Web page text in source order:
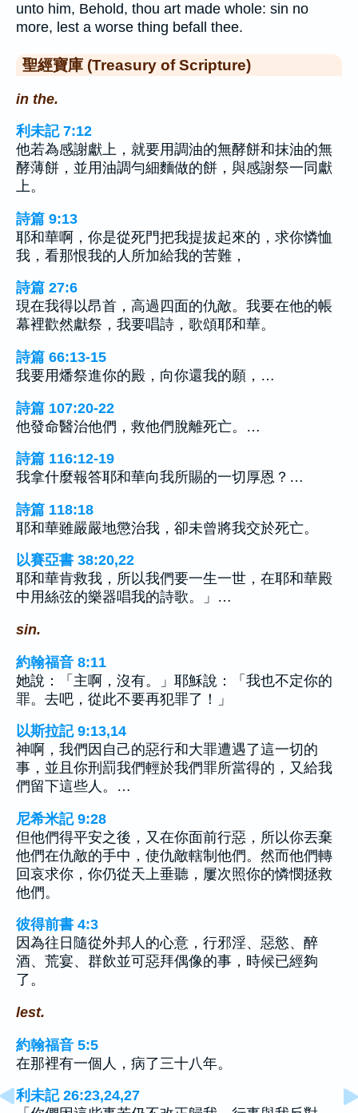
unto him, Behold, thou art made whole: sin no
more, lest a worse thing befall thee.
聖經寶庫 (Treasury of Scripture)
in the.
利未記 7:12
他若為感謝獻上，就要用調油的無酵餅和抹油的無
酵薄餅，並用油調勻細麵做的餅，與感謝祭一同獻
上。
詩篇 9:13
耶和華啊，你是從死門把我提拔起來的，求你憐恤
我，看那恨我的人所加給我的苦難，
詩篇 27:6
現在我得以昂首，高過四面的仇敵。我要在他的帳
幕裡歡然獻祭，我要唱詩，歌頌耶和華。
詩篇 66:13-15
我要用燔祭進你的殿，向你還我的願，…
詩篇 107:20-22
他發命醫治他們，救他們脫離死亡。…
詩篇 116:12-19
我拿什麼報答耶和華向我所賜的一切厚恩？…
詩篇 118:18
耶和華雖嚴嚴地懲治我，卻未曾將我交於死亡。
以賽亞書 38:20,22
耶和華肯救我，所以我們要一生一世，在耶和華殿
中用絲弦的樂器唱我的詩歌。」…
sin.
約翰福音 8:11
她說：「主啊，沒有。」耶穌說：「我也不定你的
罪。去吧，從此不要再犯罪了！」
以斯拉記 9:13,14
神啊，我們因自己的惡行和大罪遭遇了這一切的
事，並且你刑罰我們輕於我們罪所當得的，又給我
們留下這些人。…
尼希米記 9:28
但他們得平安之後，又在你面前行惡，所以你丟棄
他們在仇敵的手中，使仇敵轄制他們。然而他們轉
回哀求你，你仍從天上垂聽，屢次照你的憐憫拯救
他們。
彼得前書 4:3
因為往日隨從外邦人的心意，行邪淫、惡慾、醉
酒、荒宴、群飲並可惡拜偶像的事，時候已經夠
了。
lest.
約翰福音 5:5
在那裡有一個人，病了三十八年。
利未記 26:23,24,27